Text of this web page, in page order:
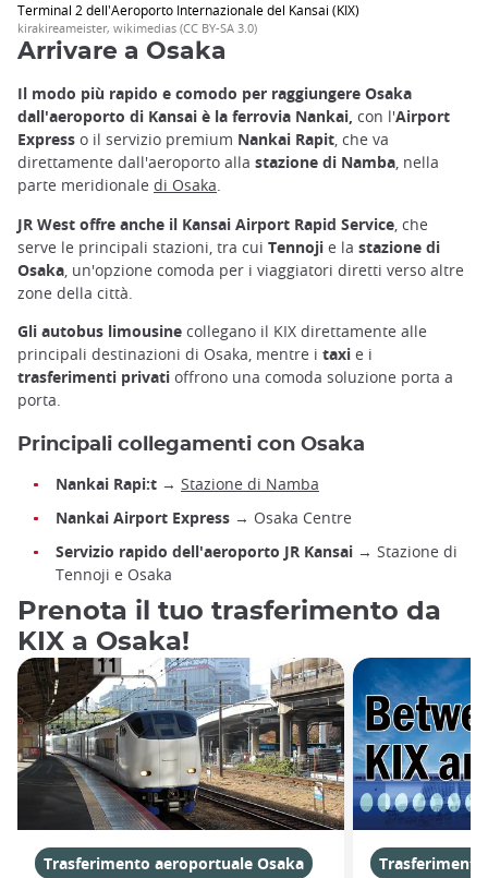
Terminal 2 dell'Aeroporto Internazionale del Kansai (KIX)
kirakireameister, wikimedias (CC BY-SA 3.0)
Arrivare a Osaka
Il modo più rapido e comodo per raggiungere Osaka
dall'aeroporto di Kansai è la ferrovia Nankai, con l'Airport
Express o il servizio premium Nankai Rapit, che va
direttamente dall'aeroporto alla stazione di Namba, nella
parte meridionale di Osaka.
JR West offre anche il Kansai Airport Rapid Service , che
serve le principali stazioni, tra cui Tennoji e la stazione di
Osaka , un'opzione comoda per i viaggiatori diretti verso altre
zone della città.
Gli autobus limousine collegano il KIX direttamente alle
principali destinazioni di Osaka, mentre i taxi e i
trasferimenti privati offrono una comoda soluzione porta a
porta.
Principali collegamenti con Osaka
Nankai Rapi:t → Stazione di Namba
Nankai Airport Express → Osaka Centre
Servizio rapido dell'aeroporto JR Kansai → Stazione di
Tennoji e Osaka
Prenota il tuo trasferimento da
KIX a Osaka!
Trasferimento aeroportuale Osaka